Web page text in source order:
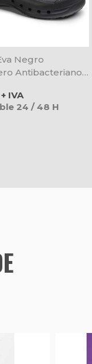
Negro
Antibacteriano -
IVA
24 / 48 H